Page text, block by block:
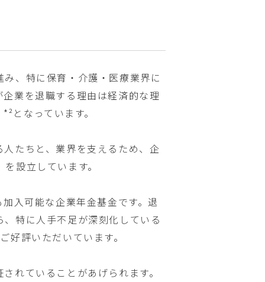
、特に保育・介護・医療業界に
業を退職する理由は経済的な理
となっています。
たちと、業界を支えるため、企
設立しています。
入可能な企業年金基金です。退
特に人手不足が深刻化している
評いただいています。
れていることがあげられます。